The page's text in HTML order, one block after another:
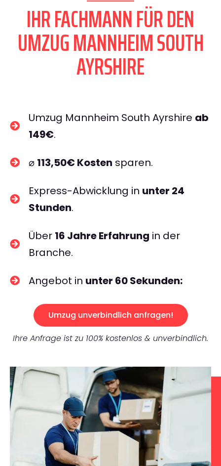
IHR FACHMANN FÜR DEN
UMZUG MANNHEIM SOUTH
AYRSHIRE
Umzug Mannheim South Ayrshire ab
149€.
⌀ 113,50€ Kosten sparen.
Express-Abwicklung in unter 24
Stunden.
Über 16 Jahre Erfahrung in der
Branche.
Angebot in unter 60 Sekunden:
Umzug unverbindlich anfragen!
Ihre Anfrage ist zu 100% kostenlos & unverbindlich.